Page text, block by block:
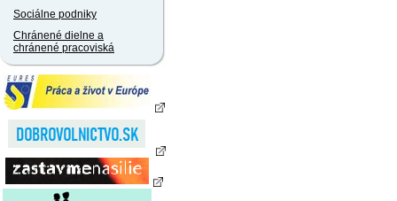
Sociálne podniky
Chránené dielne a
chránené pracoviská